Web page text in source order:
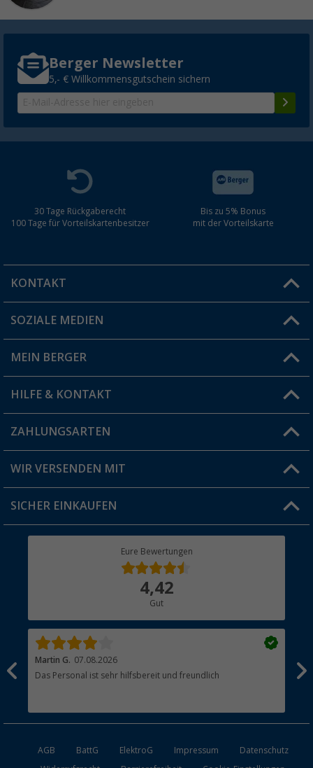
Berger Newsletter
5,- € Willkommensgutschein sichern
30 Tage Rückgaberecht
100 Tage für Vorteilskartenbesitzer
Bis zu 5% Bonus
mit der Vorteilskarte
KONTAKT
Du hast eine Frage?
Filiale finden
SOZIALE MEDIEN
MEIN BERGER
Vorteilskarte
Blog
Jobs & Karriere
HILFE & KONTAKT
FAQ & Kontakt
Versandinformationen
Rücksendung
ZAHLUNGSARTEN
WIR VERSENDEN MIT
SICHER EINKAUFEN
Eure Bewertungen
4,42
Gut
Martin G. 07.08.2026
Das Personal ist sehr hilfsbereit und freundlich
AGB BattG ElektroG Impressum
Datenschutz